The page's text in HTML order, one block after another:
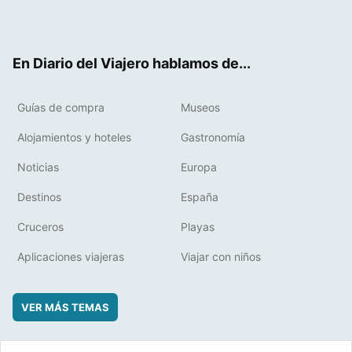
En Diario del Viajero hablamos de...
Guías de compra Museos
Alojamientos y hoteles Gastronomía
Noticias Europa
Destinos España
Cruceros Playas
Aplicaciones viajeras Viajar con niños
VER MÁS TEMAS